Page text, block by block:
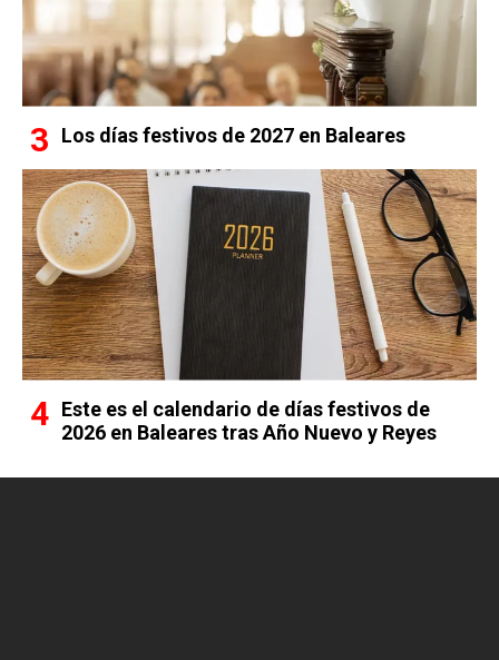
Los días festivos de 2027 en Baleares
Este es el calendario de días festivos de
2026 en Baleares tras Año Nuevo y Reyes